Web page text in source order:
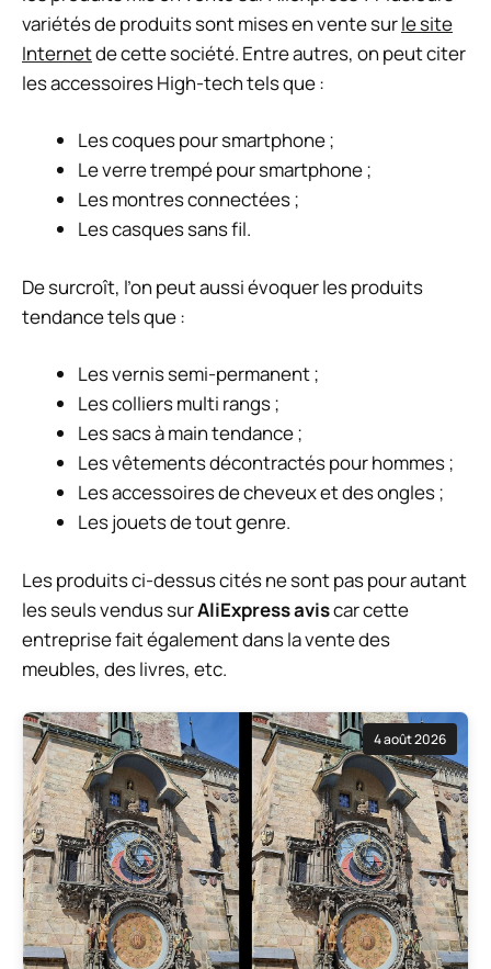
variétés de produits sont mises en vente surle site
Internetde cette société. Entre autres, on peut citer
les accessoires High-tech tels que :
Les coques pour smartphone ;
Le verre trempé pour smartphone ;
Les montres connectées ;
Les casques sans fil.
De surcroît, l’on peut aussi évoquer les produits
tendance tels que :
Les vernis semi-permanent ;
Les colliers multi rangs ;
Les sacs à main tendance ;
Les vêtements décontractés pour hommes ;
Les accessoires de cheveux et des ongles ;
Les jouets de tout genre.
Les produits ci-dessus cités ne sont pas pour autant
les seuls vendus surAliExpress aviscar cette
entreprise fait également dans la vente des
meubles, des livres, etc.
4 août 2026